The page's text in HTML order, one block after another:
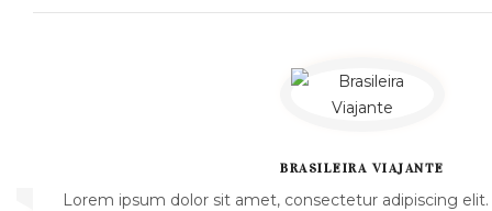
BRASILEIRA VIAJANTE
Lorem ipsum dolor sit amet, consectetur adipiscing